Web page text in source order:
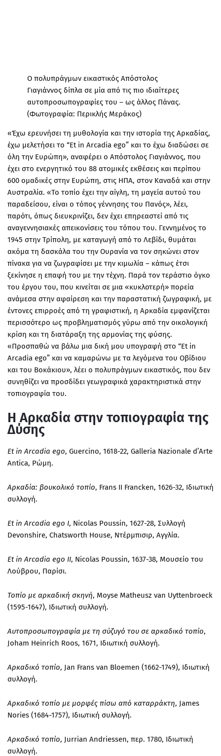
Ο πολυπράγμων εικαστικός Απόστολος
Γιαγιάννος δίπλα σε μία από τις πιο ιδιαίτερες
αυτοπροσωπογραφίες του – ως άλλος Πάνας.
(Φωτογραφία: Περικλής Μεράκος)
«Έχω ερευνήσει τη μυθολογία και την ιστορία της Αρκαδίας,
έχω μελετήσει το “Et in Arcadia ego” και το έχω διαδώσει σε
όλη την Ευρώπη», αναφέρει ο Απόστολος Γιαγιάννος, που
έχει στο ενεργητικό του 88 ατομικές εκθέσεις και περίπου
600 ομαδικές στην Ευρώπη, στις ΗΠΑ, στον Καναδά και στην
Αυστραλία. «Το τοπίο έχει την αίγλη, τη μαγεία αυτού του
παραδείσου, είναι ο τόπος γέννησης του Πανός», λέει,
παρότι, όπως διευκρινίζει, δεν έχει επηρεαστεί από τις
αναγεννησιακές απεικονίσεις του τόπου του. Γεννημένος το
1945 στην Τρίπολη, με καταγωγή από το Λεβίδι, θυμάται
ακόμα τη δασκάλα του την Ουρανία να τον σηκώνει στον
πίνακα για να ζωγραφίσει με την κιμωλία – κάπως έτσι
ξεκίνησε η επαφή του με την τέχνη. Παρά τον τεράστιο όγκο
του έργου του, που κινείται σε μια «κυκλοτερή» πορεία
ανάμεσα στην αφαίρεση και την παραστατική ζωγραφική, με
έντονες επιρροές από τη γραφιστική, η Αρκαδία εμφανίζεται
περισσότερο ως προβληματισμός γύρω από την οικολογική
κρίση και τη διατάραξη της αρμονίας της φύσης.
«Προσπαθώ να βάλω μια δική μου υπογραφή στο “Εt in
Αrcadia ego” και να καμαρώνω με τα λεγόμενα του Οβίδιου
και του Βοκάκιου», λέει ο πολυπράγμων εικαστικός, που δεν
συνηθίζει να προσδίδει γεωγραφικά χαρακτηριστικά στην
τοπιογραφία του.
Η Αρκαδία στην τοπιογραφία της
Δύσης
Et in Arcadia ego, Guercino, 1618-22, Galleria Nazionale d’Arte
Antica, Ρώμη.
Αρκαδία: βουκολικό τοπίο, Frans II Francken, 1626-32, Ιδιωτική
συλλογή.
Et in Arcadia ego I, Nicolas Poussin, 1627-28, Συλλογή
Devonshire, Chatsworth House, Ντέρμπισιρ, Αγγλία.
Et in Arcadia ego II, Nicolas Poussin, 1637-38, Μουσείο του
Λούβρου, Παρίσι.
Τοπίο με αρκαδική σκηνή, Moyse Matheusz van Uyttenbroeck
(1595-1647), Ιδιωτική συλλογή.
Αυτοπροσωπογραφία με τη σύζυγό του σε αρκαδικό τοπίο,
Joham Heinrich Roos, 1671, Ιδιωτική συλλογή.
Αρκαδικό τοπίο, Jan Frans van Bloemen (1662-1749), Ιδιωτική
συλλογή.
Αρκαδικό τοπίο με μορφές πίσω από καταρράκτη, James
Nories (1684-1757), Ιδιωτική συλλογή.
Αρκαδικό τοπίο, Jurrian Andriessen, περ. 1780, Ιδιωτική
συλλογή.